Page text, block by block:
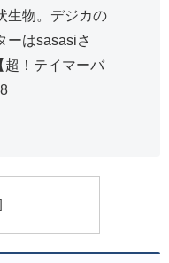
生物。デジカの
ーはsasasiさ
超！テイマーバ